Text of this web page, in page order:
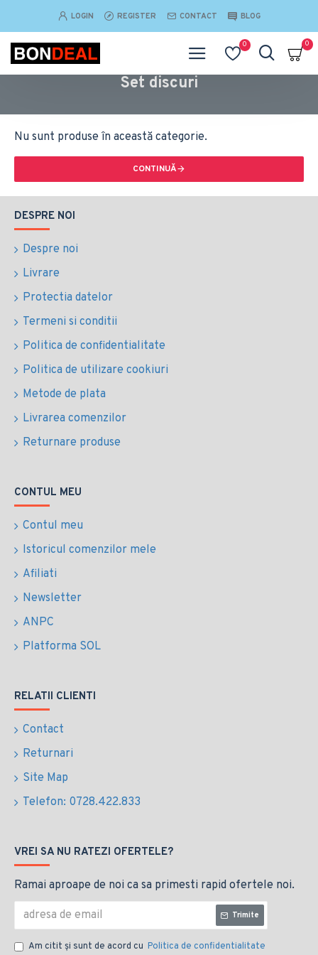
LOGIN REGISTER CONTACT BLOG
0 0
Set discuri
Nu sunt produse în această categorie.
CONTINUĂ
DESPRE NOI
Despre noi
Livrare
Protectia datelor
Termeni si conditii
Politica de confidentialitate
Politica de utilizare cookiuri
Metode de plata
Livrarea comenzilor
Returnare produse
CONTUL MEU
Contul meu
Istoricul comenzilor mele
Afiliati
Newsletter
ANPC
Platforma SOL
RELATII CLIENTI
Contact
Returnari
Site Map
Telefon: 0728.422.833
VREI SA NU RATEZI OFERTELE?
Ramai aproape de noi ca sa primesti rapid ofertele noi.
Trimite
Am citit şi sunt de acord cu Politica de confidentialitate